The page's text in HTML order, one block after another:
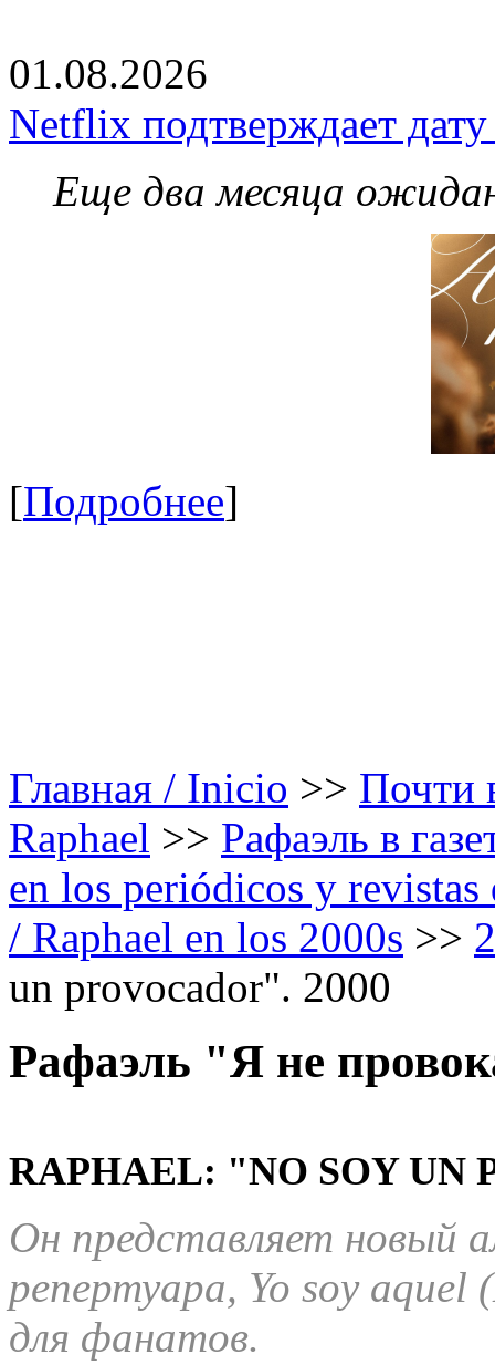
01.08.2026
Netflix подтверждает
Еще два месяца
[Подробнее]
Главная / Inicio >> Почти
Raphael >> Рафаэль в
en los periódicos y
/ Raphael en los 2000s >>
un provocador". 2000
Рафаэль "Я не
RAPHAEL: "NO SOY UN
Он представляет новый
репертуара, Yo soy
для фанатов.